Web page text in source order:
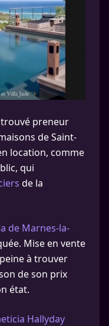
trouvé preneur
de Saint-
location, comme
qui
de la
de Marnes-la-
Mise en vente
à trouver
de son prix
état.
Hallyday